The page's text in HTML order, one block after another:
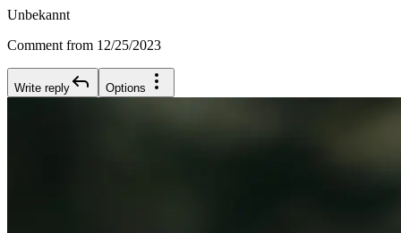
Unbekannt
Comment from 12/25/2023
Write reply Options